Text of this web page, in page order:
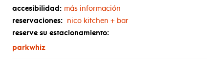
accesibilidad: más información
reservaciones: nico kitchen + bar
reserve su estacionamiento:
parkwhiz